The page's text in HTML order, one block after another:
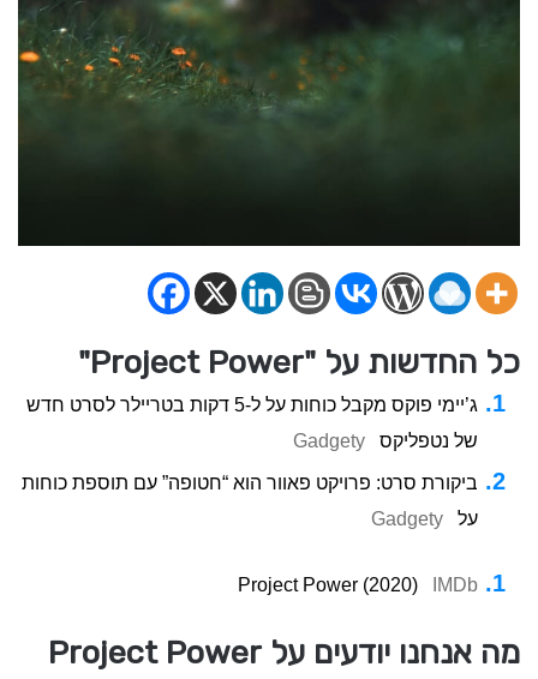
כל החדשות על "Project Power"
ג’יימי פוקס מקבל כוחות על ל-5 דקות בטריילר לסרט חדש
של נטפליקס
Gadgety
ביקורת סרט: פרויקט פאוור הוא “חטופה” עם תוספת כוחות
על
Gadgety
Project Power (2020) IMDb
מה אנחנו יודעים על Project Power